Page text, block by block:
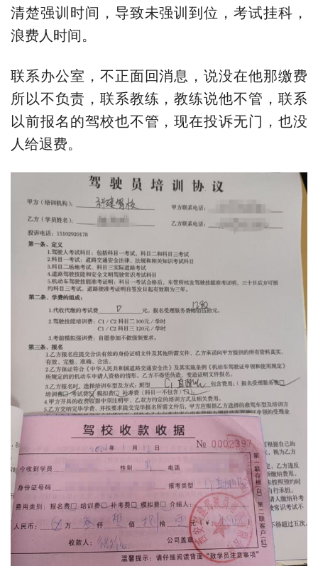
清楚强训时间，导致未强训到位，考试挂科，
浪费人时间。
联系办公室，不正面回消息，说没在他那缴费
所以不负责，联系教练，教练说他不管，联系
以前报名的驾校也不管，现在投诉无门，也没
人给退费。